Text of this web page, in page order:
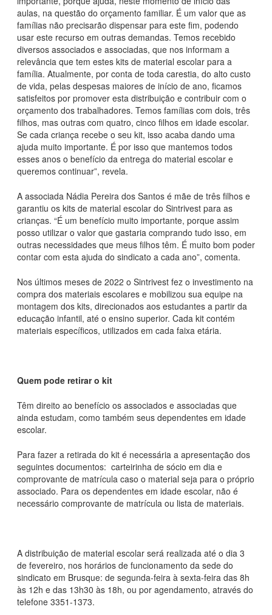
aulas, na questão do orçamento familiar. É um valor que as
famílias não precisarão dispensar para este fim, podendo
usar este recurso em outras demandas. Temos recebido
diversos associados e associadas, que nos informam a
relevância que tem estes kits de material escolar para a
família. Atualmente, por conta de toda carestia, do alto custo
de vida, pelas despesas maiores de início de ano, ficamos
satisfeitos por promover esta distribuição e contribuir com o
orçamento dos trabalhadores. Temos famílias com dois, três
filhos, mas outras com quatro, cinco filhos em idade escolar.
Se cada criança recebe o seu kit, isso acaba dando uma
ajuda muito importante. É por isso que mantemos todos
esses anos o benefício da entrega do material escolar e
queremos continuar”, revela.
A associada Nádia Pereira dos Santos é mãe de três filhos e
garantiu os kits de material escolar do Sintrivest para as
crianças. “É um benefício muito importante, porque assim
posso utilizar o valor que gastaria comprando tudo isso, em
outras necessidades que meus filhos têm. É muito bom poder
contar com esta ajuda do sindicato a cada ano”, comenta.
Nos últimos meses de 2022 o Sintrivest fez o investimento na
compra dos materiais escolares e mobilizou sua equipe na
montagem dos kits, direcionados aos estudantes a partir da
educação infantil, até o ensino superior. Cada kit contém
materiais específicos, utilizados em cada faixa etária.
Quem pode retirar o kit
Têm direito ao benefício os associados e associadas que
ainda estudam, como também seus dependentes em idade
escolar.
Para fazer a retirada do kit é necessária a apresentação dos
seguintes documentos: carteirinha de sócio em dia e
comprovante de matrícula caso o material seja para o próprio
associado. Para os dependentes em idade escolar, não é
necessário comprovante de matrícula ou lista de materiais.
A distribuição de material escolar será realizada até o dia 3
de fevereiro, nos horários de funcionamento da sede do
sindicato em Brusque: de segunda-feira à sexta-feira das 8h
às 12h e das 13h30 às 18h, ou por agendamento, através do
telefone 3351-1373.